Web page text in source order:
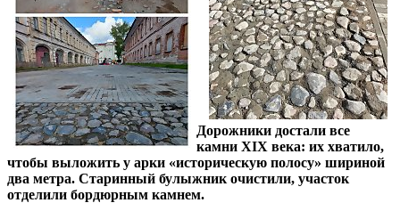
Дорожники достали все
камни XIX века: их хватило,
чтобы выложить у арки «историческую полосу» шириной
два метра. Старинный булыжник очистили, участок
отделили бордюрным камнем.